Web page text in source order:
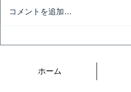
コメントを追加…
ホーム